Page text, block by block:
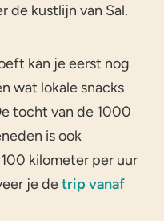
de kustlijn van Sal.
kan je eerst nog
wat lokale snacks
tocht van de 1000
is ook
kilometer per uur
je detrip vanaf